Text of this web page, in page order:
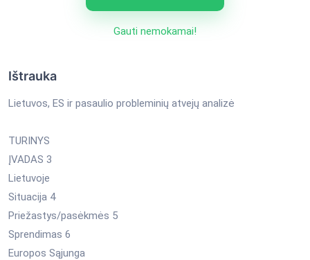
Gauti nemokamai!
Ištrauka
Lietuvos, ES ir pasaulio probleminių atvejų analizė
TURINYS
ĮVADAS 3
Lietuvoje
Situacija 4
Priežastys/pasėkmės 5
Sprendimas 6
Europos Sąjunga